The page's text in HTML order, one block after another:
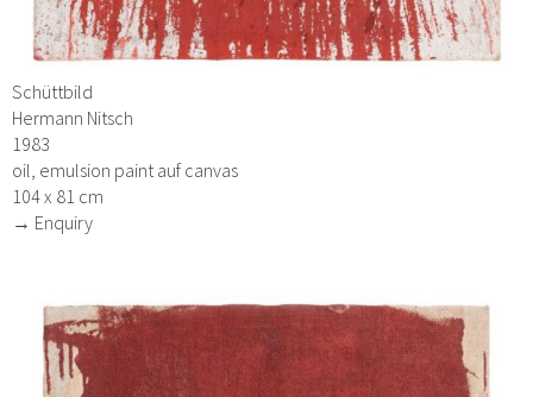
Schüttbild
Hermann Nitsch
1983
oil, emulsion paint auf canvas
104 x 81 cm
→ Enquiry